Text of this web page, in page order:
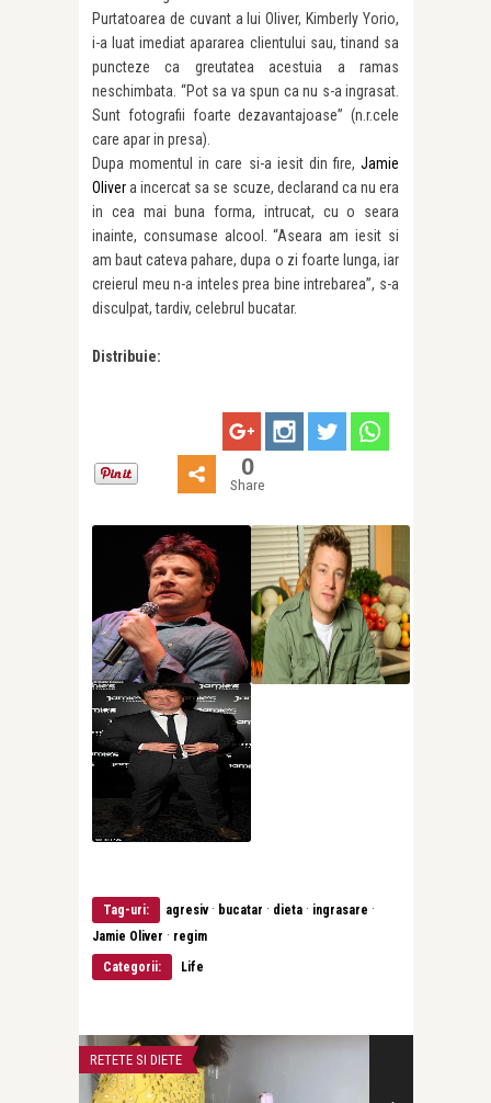
Purtatoarea de cuvant a lui Oliver, Kimberly Yorio,
i-a luat imediat apararea clientului sau, tinand sa
puncteze ca greutatea acestuia a ramas
neschimbata. “Pot sa va spun ca nu s-a ingrasat.
Sunt fotografii foarte dezavantajoase” (n.r.cele
care apar in presa).
Dupa momentul in care si-a iesit din fire, Jamie
Olivera incercat sa se scuze, declarand ca nu era
in cea mai buna forma, intrucat, cu o seara
inainte, consumase alcool. “Aseara am iesit si
am baut cateva pahare, dupa o zi foarte lunga, iar
creierul meu n-a inteles prea bine intrebarea”, s-a
disculpat, tardiv, celebrul bucatar.
Distribuie:
0
Share
Tag-uri: agresiv· bucatar · dieta · ingrasare ·
Jamie Oliver · regim
Categorii:
Life
RETETE SI DIETE